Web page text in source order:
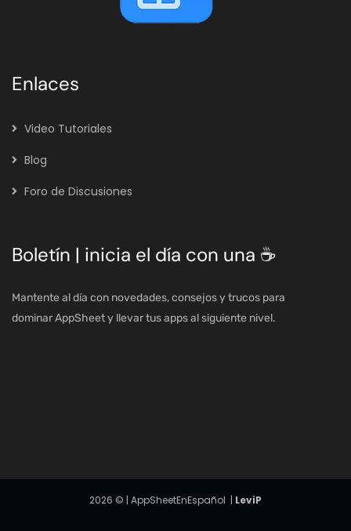
Enlaces
Video Tutoriales
Blog
Foro de Discusiones
Boletín | inicia el día con una ☕
Mantente al día con novedades, consejos y trucos para
dominar AppSheet y llevar tus apps al siguiente nivel.
2026 © | AppSheetEnEspañol | LeviP